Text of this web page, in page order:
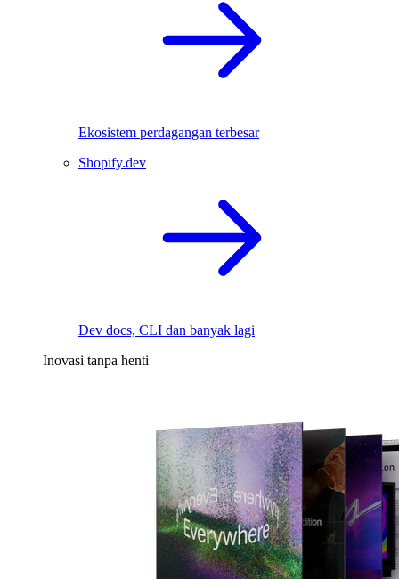
Ekosistem perdagangan terbesar
Shopify.dev
Dev docs, CLI dan banyak lagi
Inovasi tanpa henti